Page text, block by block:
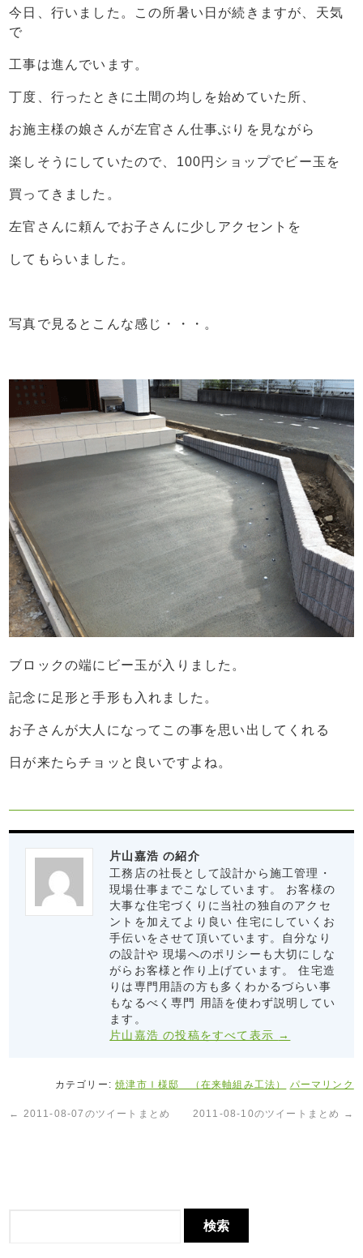
今日、行いました。この所暑い日が続きますが、天気
で
工事は進んでいます。
丁度、行ったときに土間の均しを始めていた所、
お施主様の娘さんが左官さん仕事ぶりを見ながら
楽しそうにしていたので、100円ショップでビー玉を
買ってきました。
左官さんに頼んでお子さんに少しアクセントを
してもらいました。
写真で見るとこんな感じ・・・。
ブロックの端にビー玉が入りました。
記念に足形と手形も入れました。
お子さんが大人になってこの事を思い出してくれる
日が来たらチョッと良いですよね。
片山嘉浩 の紹介
工務店の社長として設計から施工管理・
現場仕事までこなしています。 お客様の
大事な住宅づくりに当社の独自のアクセ
ントを加えてより良い 住宅にしていくお
手伝いをさせて頂いています。自分なり
の設計や 現場へのポリシーも大切にしな
がらお客様と作り上げています。 住宅造
りは専門用語の方も多くわかるづらい事
もなるべく専門 用語を使わず説明してい
ます。
片山嘉浩 の投稿をすべて表示 →
カテゴリー:焼津市Ｉ様邸 （在来軸組み工法） パーマリンク
← 2011-08-07のツイートまとめ 2011-08-10のツイートまとめ →